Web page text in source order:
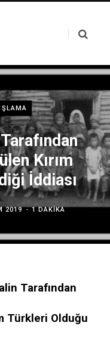
Kırım
İddiası
2019 1 DAKIKA
Tarafından
Türkleri Olduğu